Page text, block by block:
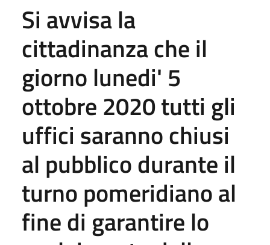
Si avvisa la
cittadinanza che il
giorno lunedi' 5
ottobre 2020 tutti gli
uffici saranno chiusi
al pubblico durante il
turno pomeridiano al
fine di garantire lo